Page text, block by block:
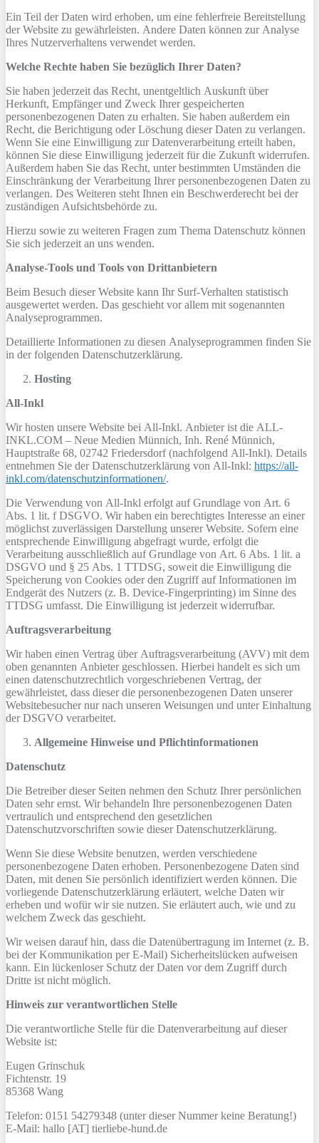
Ein Teil der Daten wird erhoben, um eine fehlerfreie Bereitstellung
der Website zu gewährleisten. Andere Daten können zur Analyse
Ihres Nutzerverhaltens verwendet werden.
Welche Rechte haben Sie bezüglich Ihrer Daten?
Sie haben jederzeit das Recht, unentgeltlich Auskunft über
Herkunft, Empfänger und Zweck Ihrer gespeicherten
personenbezogenen Daten zu erhalten. Sie haben außerdem ein
Recht, die Berichtigung oder Löschung dieser Daten zu verlangen.
Wenn Sie eine Einwilligung zur Datenverarbeitung erteilt haben,
können Sie diese Einwilligung jederzeit für die Zukunft widerrufen.
Außerdem haben Sie das Recht, unter bestimmten Umständen die
Einschränkung der Verarbeitung Ihrer personenbezogenen Daten zu
verlangen. Des Weiteren steht Ihnen ein Beschwerderecht bei der
zuständigen Aufsichtsbehörde zu.
Hierzu sowie zu weiteren Fragen zum Thema Datenschutz können
Sie sich jederzeit an uns wenden.
Analyse-Tools und Tools von Dritt­anbietern
Beim Besuch dieser Website kann Ihr Surf-Verhalten statistisch
ausgewertet werden. Das geschieht vor allem mit sogenannten
Analyseprogrammen.
Detaillierte Informationen zu diesen Analyseprogrammen finden Sie
in der folgenden Datenschutzerklärung.
Hosting
All-Inkl
Wir hosten unsere Website bei All-Inkl. Anbieter ist die ALL-
INKL.COM – Neue Medien Münnich, Inh. René Münnich,
Hauptstraße 68, 02742 Friedersdorf (nachfolgend All-Inkl). Details
entnehmen Sie der Datenschutzerklärung von All-Inkl: https://all-
inkl.com/datenschutzinformationen/.
Die Verwendung von All-Inkl erfolgt auf Grundlage von Art. 6
Abs. 1 lit. f DSGVO. Wir haben ein berechtigtes Interesse an einer
möglichst zuverlässigen Darstellung unserer Website. Sofern eine
entsprechende Einwilligung abgefragt wurde, erfolgt die
Verarbeitung ausschließlich auf Grundlage von Art. 6 Abs. 1 lit. a
DSGVO und § 25 Abs. 1 TTDSG, soweit die Einwilligung die
Speicherung von Cookies oder den Zugriff auf Informationen im
Endgerät des Nutzers (z. B. Device-Fingerprinting) im Sinne des
TTDSG umfasst. Die Einwilligung ist jederzeit widerrufbar.
Auftragsverarbeitung
Wir haben einen Vertrag über Auftragsverarbeitung (AVV) mit dem
oben genannten Anbieter geschlossen. Hierbei handelt es sich um
einen datenschutzrechtlich vorgeschriebenen Vertrag, der
gewährleistet, dass dieser die personenbezogenen Daten unserer
Websitebesucher nur nach unseren Weisungen und unter Einhaltung
der DSGVO verarbeitet.
Allgemeine Hinweise und Pflicht­informationen
Datenschutz
Die Betreiber dieser Seiten nehmen den Schutz Ihrer persönlichen
Daten sehr ernst. Wir behandeln Ihre personenbezogenen Daten
vertraulich und entsprechend den gesetzlichen
Datenschutzvorschriften sowie dieser Datenschutzerklärung.
Wenn Sie diese Website benutzen, werden verschiedene
personenbezogene Daten erhoben. Personenbezogene Daten sind
Daten, mit denen Sie persönlich identifiziert werden können. Die
vorliegende Datenschutzerklärung erläutert, welche Daten wir
erheben und wofür wir sie nutzen. Sie erläutert auch, wie und zu
welchem Zweck das geschieht.
Wir weisen darauf hin, dass die Datenübertragung im Internet (z. B.
bei der Kommunikation per E-Mail) Sicherheitslücken aufweisen
kann. Ein lückenloser Schutz der Daten vor dem Zugriff durch
Dritte ist nicht möglich.
Hinweis zur verantwortlichen Stelle
Die verantwortliche Stelle für die Datenverarbeitung auf dieser
Website ist:
Eugen Grinschuk
Fichtenstr. 19
85368 Wang
Telefon: ​0151 54279348 (unter dieser Nummer keine Beratung!)
E-Mail: hallo [AT] tierliebe-hund.de